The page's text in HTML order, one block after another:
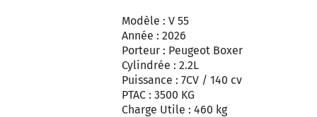
Modèle : V 55
Année : 2026
Porteur : Peugeot Boxer
Cylindrée : 2.2L
Puissance : 7CV / 140 cv
PTAC : 3500 KG
Charge Utile : 460 kg